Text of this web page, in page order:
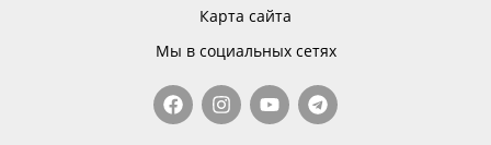
Карта сайта
Мы в социальных сетях